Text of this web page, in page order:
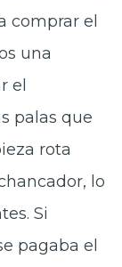
comprar el
una
el
palas que
rota
lo
Si
pagaba el